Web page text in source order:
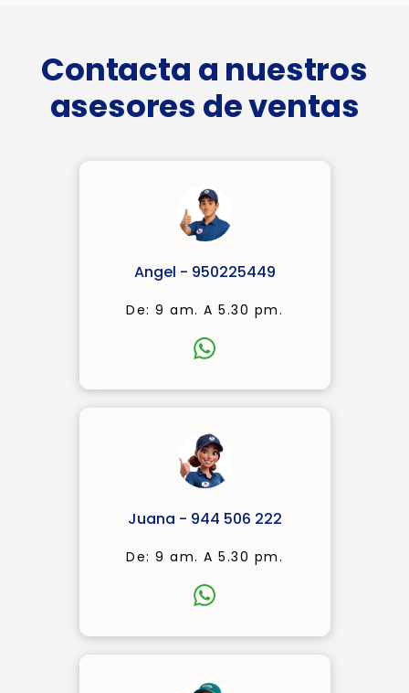
Contacta a nuestros
asesores de ventas
Angel - 950225449
De: 9 am. A 5.30 pm.
Juana - 944 506 222
De: 9 am. A 5.30 pm.